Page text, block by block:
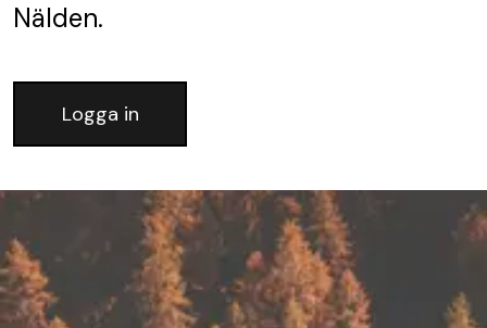
Nälden.
Logga in